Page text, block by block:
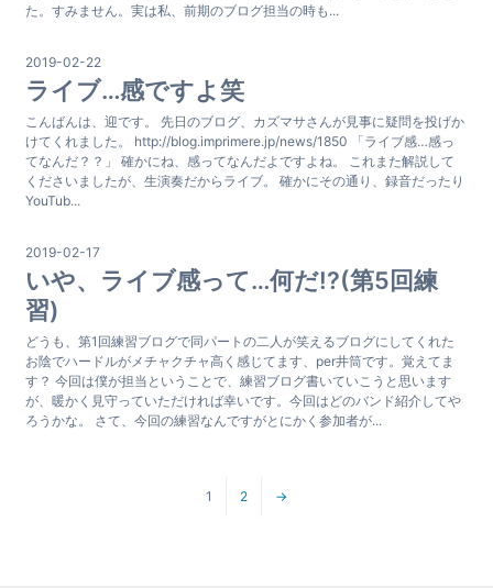
た。すみません。実は私、前期のブログ担当の時も...
2019-02-22
ライブ…感ですよ笑
こんばんは、迎です。 先日のブログ、カズマサさんが見事に疑問を投げか
けてくれました。 http://blog.imprimere.jp/news/1850 「ライブ感…感っ
てなんだ？？」 確かにね、感ってなんだよですよね。 これまた解説して
くださいましたが、生演奏だからライブ。 確かにその通り、録音だったり
YouTub...
2019-02-17
いや、ライブ感って…何だ!?(第5回練
習)
どうも、第1回練習ブログで同パートの二人が笑えるブログにしてくれた
お陰でハードルがメチャクチャ高く感じてます、per井筒です。覚えてま
す？ 今回は僕が担当ということで、練習ブログ書いていこうと思います
が、暖かく見守っていただければ幸いです。今回はどのバンド紹介してや
ろうかな。 さて、今回の練習なんですがとにかく参加者が...
1 2 →